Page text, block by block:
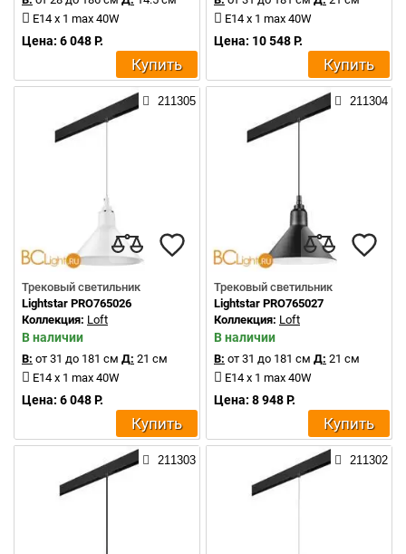
E14 x 1 max 40W
Цена: 6 048 Р.
Купить
E14 x 1 max 40W
Цена: 10 548 Р.
Купить
211305
Трековый светильник
Lightstar PRO765026
Коллекция: Loft
В наличии
В: от 31 до 181 см Д: 21 см
E14 x 1 max 40W
Цена: 6 048 Р.
Купить
211304
Трековый светильник
Lightstar PRO765027
Коллекция: Loft
В наличии
В: от 31 до 181 см Д: 21 см
E14 x 1 max 40W
Цена: 8 948 Р.
Купить
211303 211302